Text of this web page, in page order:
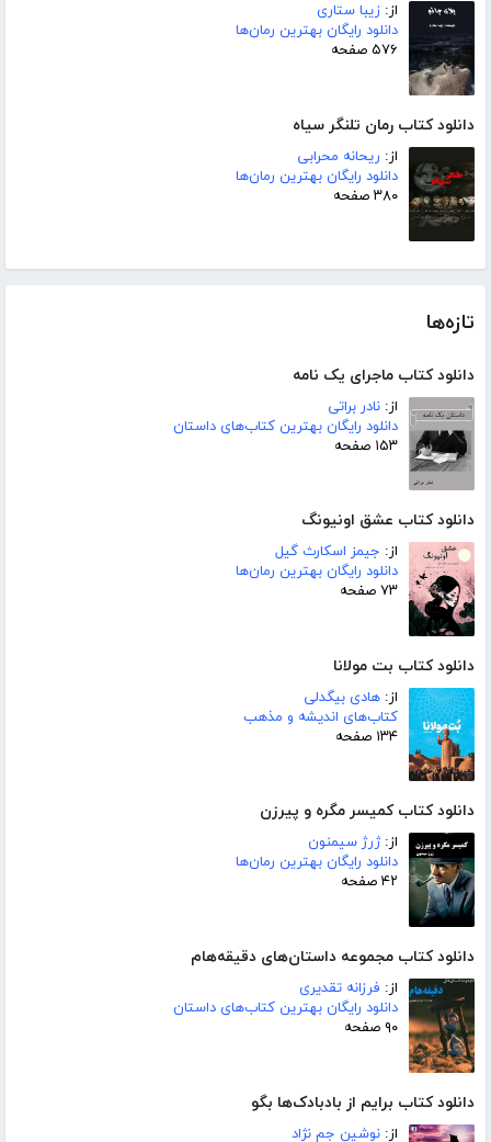
از: زیبا ستاری
دانلود رایگان بهترین رمان‌ها
۵۷۶ صفحه
دانلود کتاب رمان تلنگر سیاه
از: ریحانه محرابی
دانلود رایگان بهترین رمان‌ها
۳۸۰ صفحه
تازه‌ها
دانلود کتاب ماجرای یک نامه
از: نادر براتی
دانلود رایگان بهترین کتاب‌های داستان
۱۵۳ صفحه
دانلود کتاب عشق اونیونگ
از: جیمز اسکارث گیل
دانلود رایگان بهترین رمان‌ها
۷۳ صفحه
دانلود کتاب بت مولانا
از: هادی بیگدلی
کتاب‌های اندیشه و مذهب
۱۳۴ صفحه
دانلود کتاب کمیسر مگره و پیرزن
از:ژرژ سیمنون
دانلود رایگان بهترین رمان‌ها
۴۲ صفحه
دانلود کتاب مجموعه داستان‌های دقیقه‌هام
از: فرزانه تقدیری
دانلود رایگان بهترین کتاب‌های داستان
۹۰ صفحه
دانلود کتاب برایم از بادبادک‌ها بگو
از: نوشین جم نژاد